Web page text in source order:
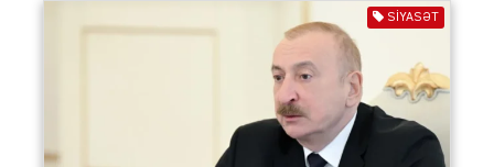
SIYASƏT